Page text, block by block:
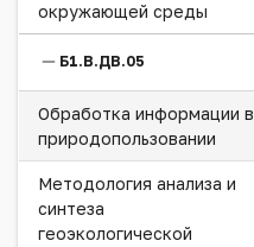
окружающей среды
Б1.В.ДВ.05
Обработка информации в
природопользовании
Методология анализа и
синтеза
геоэкологической